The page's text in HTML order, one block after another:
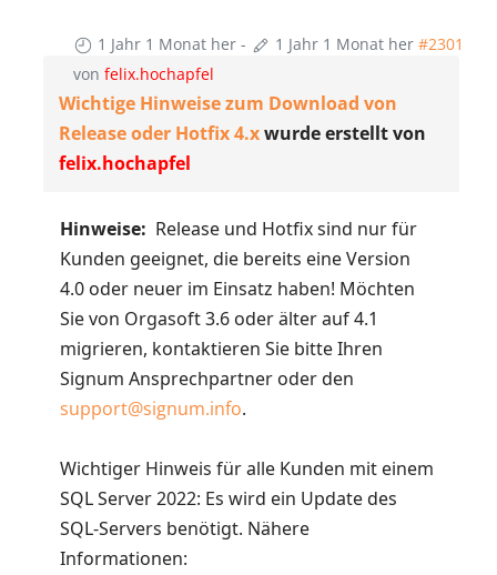
1 Jahr 1 Monat her - 1 Jahr 1 Monat her #2301
von felix.hochapfel
Wichtige Hinweise zum Download von
Release oder Hotfix 4.xwurde erstellt von
felix.hochapfel
Hinweise: Release und Hotfix sind nur für
Kunden geeignet, die bereits eine Version
4.0 oder neuer im Einsatz haben! Möchten
Sie von Orgasoft 3.6 oder älter auf 4.1
migrieren, kontaktieren Sie bitte Ihren
Signum Ansprechpartner oder den
support@signum.info.
Wichtiger Hinweis für alle Kunden mit einem
SQL Server 2022: Es wird ein Update des
SQL-Servers benötigt. Nähere
Informationen: